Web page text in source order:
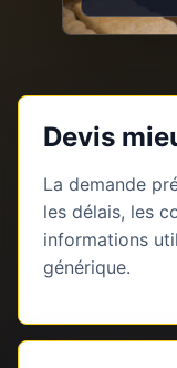
Devis
La demande
les délais, les
informations
générique.